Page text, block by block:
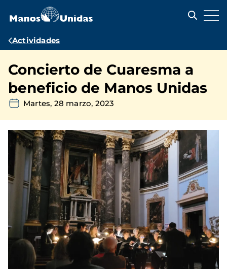
contenido
Ruta
navegación
Actividades
Concierto de Cuaresma a
beneficio de Manos Unidas
Martes, 28 marzo, 2023